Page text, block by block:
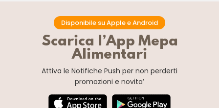
Disponibile su Apple e Android
Scarica l’App Mepa
Alimentari
Attiva le Notifiche Push per non perderti
promozioni e novita’